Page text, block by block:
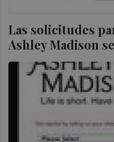
Las solicitudes
Ashley Madison